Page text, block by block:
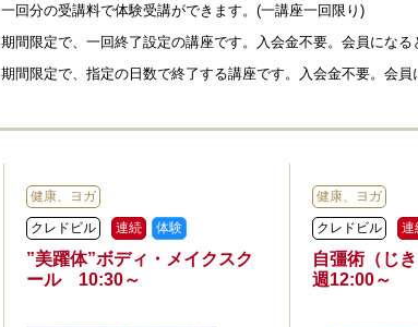
一回分の受講料で体験受講ができます。(一講座一回限り)
期間限定で、一回終了設定の講座です。入会金不要。会員になる
期間限定で、指定の日数で終了する講座です。入会金不要。会員
健康、ヨガ
クレドビル 連続 体験
”美躍体”ボディ・メイクスク
ール 10:30～
健康、ヨガ
クレドビル 連
自彊術（じ
週12:00～